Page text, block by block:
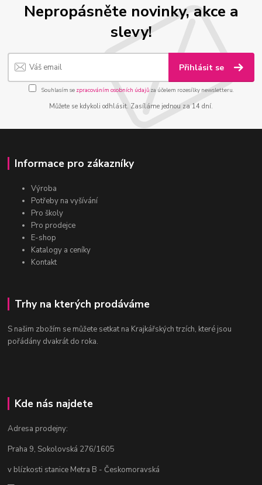
Nepropásněte novinky, akce a
slevy!
Přihlásit se
Souhlasím se zpracováním osobních údajůza účelem rozesílky newsletteru.
Můžete se kdykoli odhlásit. Zasíláme jednou za 14 dní.
Informace pro zákazníky
Výroba
Potřeby na vyšívání
Pro školy
Pro prodejce
E-shop
Katalogy a ceníky
Kontakt
Trhy na kterých prodáváme
S našim zbožím se můžete setkat na Krajkářských trzích, které jsou
pořádány dvakrát do roka.
Kde nás najdete
Adresa prodejny:
Praha 9, Sokolovská 276/1605
v blízkosti stanice Metra B - Českomoravská